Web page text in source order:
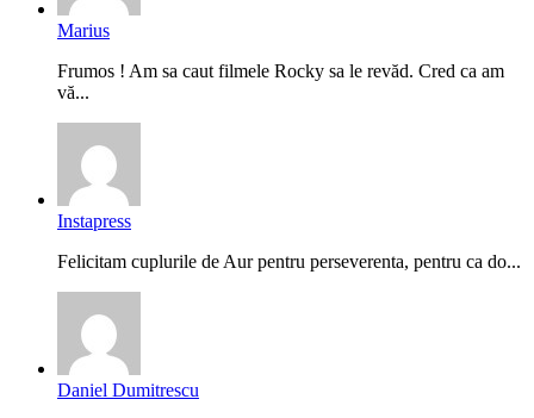
Marius
Frumos ! Am sa caut filmele Rocky sa le revăd. Cred ca am
vă...
Instapress
Felicitam cuplurile de Aur pentru perseverenta, pentru ca do...
Daniel Dumitrescu